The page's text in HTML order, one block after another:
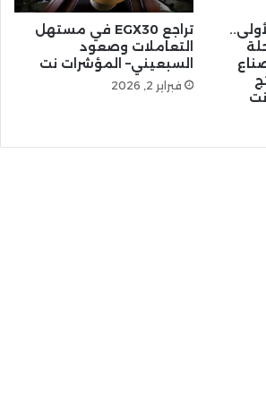
تراجع EGX30 في مستهل
التعاملات وصعود
السبعيني– المؤشرات نت
فبراير 2, 2026